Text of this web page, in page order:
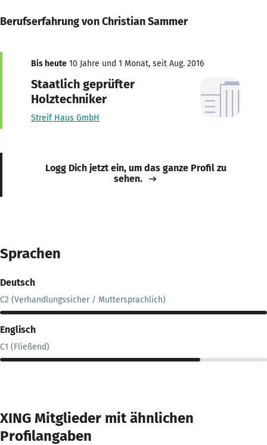
Berufserfahrung von Christian Sammer
Bis heute 10 Jahre und 1 Monat, seit Aug. 2016
Staatlich geprüfter
Holztechniker
Streif Haus GmbH
Logg Dich jetzt ein, um das ganze Profil zu
sehen.
Sprachen
Deutsch
C2 (Verhandlungssicher / Muttersprachlich)
Englisch
C1 (Fließend)
XING Mitglieder mit ähnlichen
Profilangaben